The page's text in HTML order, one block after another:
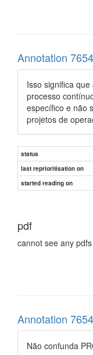
Annotation
Isso significa
processo
específico e não
projetos de
status
last reprioritisation on
started reading on
pdf
cannot see any pdfs
Annotation
Não confunda